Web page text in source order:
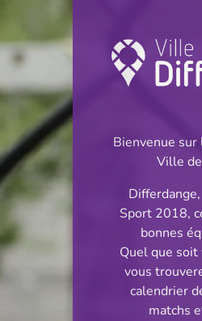
INFOS
27.10.2024
16:00
Stade Municipal
BGL Ligue
Bienvenue
Ville
Sport 2018,
bonnes
Quel que
vous
calendrier
matchs